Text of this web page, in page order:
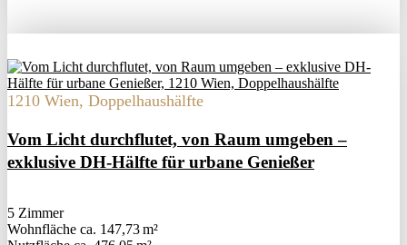
1210 Wien, Doppelhaushälfte
Vom Licht durchflutet, von Raum umgeben –
exklusive DH-Hälfte für urbane Genießer
5 Zimmer
Wohnfläche ca. 147,73 m²